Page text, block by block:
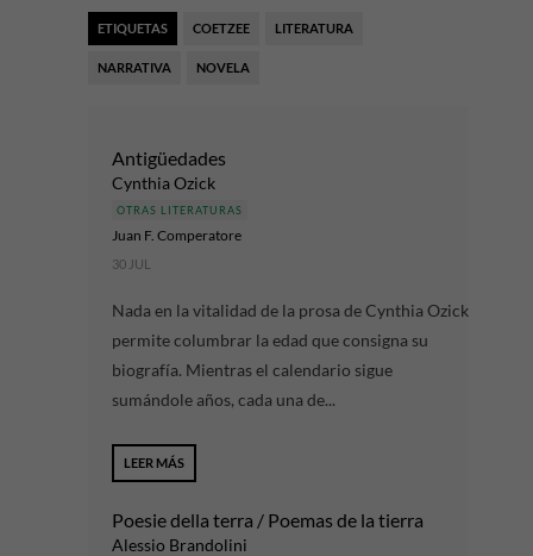
ETIQUETAS COETZEE LITERATURA
NARRATIVA NOVELA
Antigüedades
Cynthia Ozick
OTRAS LITERATURAS
Juan F. Comperatore
30 JUL
Nada en la vitalidad de la prosa de Cynthia Ozick
permite columbrar la edad que consigna su
biografía. Mientras el calendario sigue
sumándole años, cada una de...
LEER MÁS
Poesie della terra / Poemas de la tierra
Alessio Brandolini